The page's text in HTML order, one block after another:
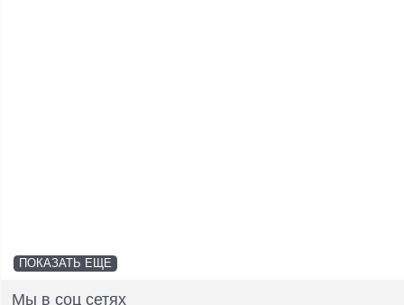
ПОКАЗАТЬ ЕЩЕ
Мы в соц сетях